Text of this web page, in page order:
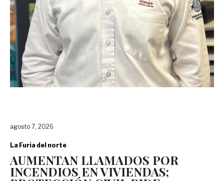
agosto 7, 2026
La Furia del norte
AUMENTAN LLAMADOS POR
INCENDIOS EN VIVIENDAS;